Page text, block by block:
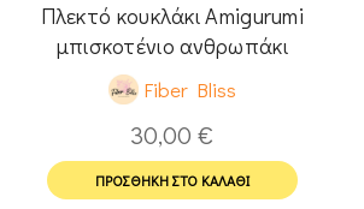
Πλεκτό κουκλάκι Amigurumi
μπισκοτένιο ανθρωπάκι
Gingerbread
Fiber Bliss
30,00€
ΠΡΟΣΘΉΚΗ ΣΤΟ ΚΑΛΆΘΙ